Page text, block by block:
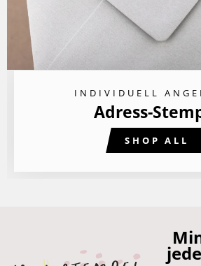
INDIVIDUELL
Adress-
SHOP ALL